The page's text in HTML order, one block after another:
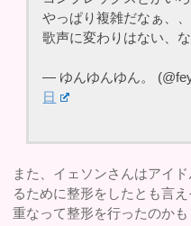
やっぱり複雑だなぁ、、
歌声に変わりはない、
— ゆんゆんゆん。
日
また、イェソンさんはアイ
るために整形をしたとも言
重なって整形を行ったのかも